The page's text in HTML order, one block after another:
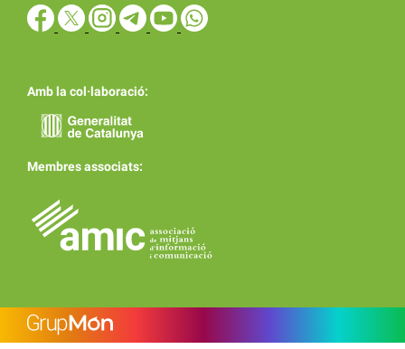
Amb la col·laboració:
Membres associats: